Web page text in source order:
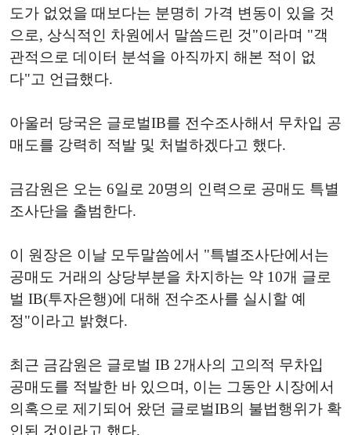
도가 없었을 때보다는 분명히 가격 변동이 있을 것
으로, 상식적인 차원에서 말씀드린 것"이라며 "객
관적으로 데이터 분석을 아직까지 해본 적이 없
다"고 언급했다.
아울러 당국은 글로벌IB를 전수조사해서 무차입 공
매도를 강력히 적발 및 처벌하겠다고 했다.
금감원은 오는 6일로 20명의 인력으로 공매도 특별
조사단을 출범한다.
이 원장은 이날 모두말씀에서 "특별조사단에서는
공매도 거래의 상당부분을 차지하는 약 10개 글로
벌 IB(투자은행)에 대해 전수조사를 실시할 예
정"이라고 밝혔다.
최근 금감원은 글로벌 IB 2개사의 고의적 무차입
공매도를 적발한 바 있으며, 이는 그동안 시장에서
의혹으로 제기되어 왔던 글로벌IB의 불법행위가 확
인된 것이라고 했다.